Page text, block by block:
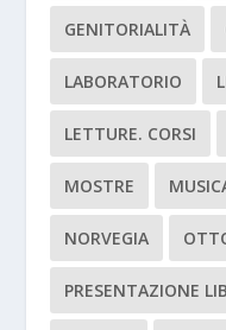
GENITORIALITÀ
LABORATORIO
LETTURE. CORSI
MOSTRE
NORVEGIA
PRESENTAZIONE